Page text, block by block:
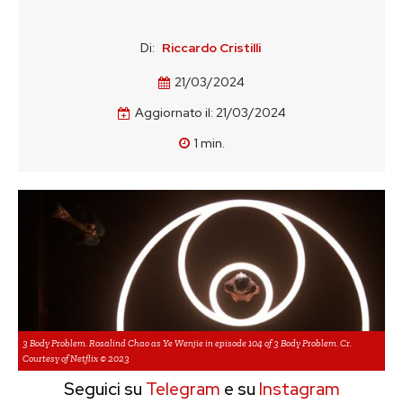
Di: Riccardo Cristilli
21/03/2024
Aggiornato il: 21/03/2024
1 min.
3 Body Problem. Rosalind Chao as Ye Wenjie in episode 104 of 3 Body Problem. Cr.
Courtesy of Netflix © 2023
Seguici su Telegram e su Instagram